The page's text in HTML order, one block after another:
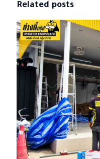
Related posts